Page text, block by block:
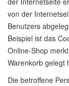
von der
Benutzers
Beispiel ist das
Online-Shop
Warenkorb gelegt
Die betroffene